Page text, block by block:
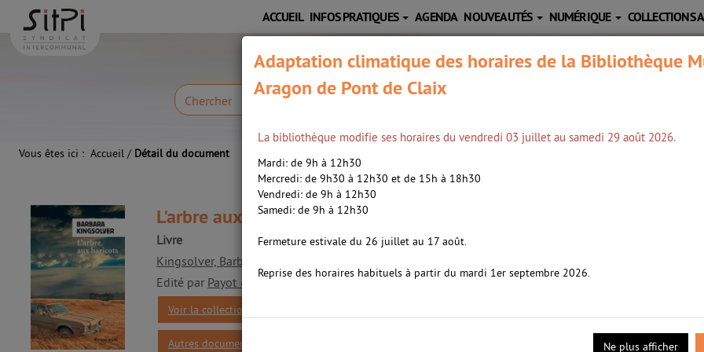
menu
contenu
Chercher
Vous êtes ici : Accueil / Détail du document
ACCUEIL INFOS PRATIQUES AGENDA NOUVEAUTÉS NUMÉRIQUE COLLECTIONS
L'arbre aux haricots /Kingsolver, Barbara (1955-....). Auteur
Livre
Kingsolver, Barbara (1955-....). Auteur
Edité par Payot & Rivages. Paris
Voir la collection «Rivages poche (Marseille).»
Autres documents dans la collection «Rivages poche (Marseille).»
Adaptation climatique des horaires de la Bibliothèque
Aragon de Pont de Claix
La bibliothèque modifie ses horaires du vendredi 03 juillet au samedi 29 août 2026.
Mardi: de 9h à 12h30
Mercredi: de 9h30 à 12h30 et de 15h à 18h30
Vendredi: de 9h à 12h30
Samedi: de 9h à 12h30
Fermeture estivale du 26 juillet au 17 août.
Reprise des horaires habituels à partir du mardi 1er septembre 2026.
Ne plus afficher